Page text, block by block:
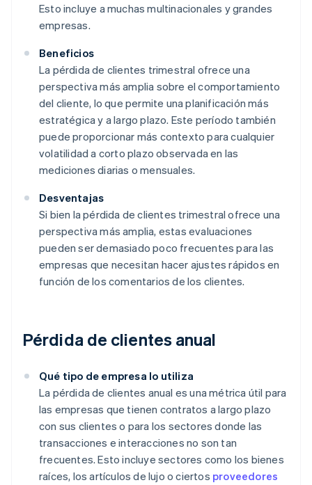
Esto incluye a muchas multinacionales y grandes
empresas.
Beneficios
La pérdida de clientes trimestral ofrece una
perspectiva más amplia sobre el comportamiento
del cliente, lo que permite una planificación más
estratégica y a largo plazo. Este período también
puede proporcionar más contexto para cualquier
volatilidad a corto plazo observada en las
mediciones diarias o mensuales.
Desventajas
Si bien la pérdida de clientes trimestral ofrece una
perspectiva más amplia, estas evaluaciones
pueden ser demasiado poco frecuentes para las
empresas que necesitan hacer ajustes rápidos en
función de los comentarios de los clientes.
Pérdida de clientes anual
Qué tipo de empresa lo utiliza
La pérdida de clientes anual es una métrica útil para
las empresas que tienen contratos a largo plazo
con sus clientes o para los sectores donde las
transacciones e interacciones no son tan
frecuentes. Esto incluye sectores como los bienes
raíces, los artículos de lujo o ciertos proveedores